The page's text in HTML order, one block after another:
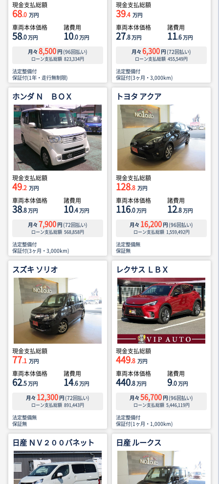
現金支払総額
68.0 万円
車両本体価格
58.0万円
諸費用
10.0万円
月々 8,500 円 (96回払い)
ローン支払総額 823,334円
法定整備付
保証付(1年・走行無制限)
現金支払総額
39.4 万円
車両本体価格
27.8万円
諸費用
11.6万円
月々 6,300 円 (72回払い)
ローン支払総額 455,549円
法定整備付
保証付(3ヶ月・3,000km)
ホンダ Ｎ ＢＯＸ
現金支払総額
49.2 万円
車両本体価格
38.8万円
諸費用
10.4万円
月々 7,900 円 (72回払い)
ローン支払総額 568,858円
法定整備付
保証付(3ヶ月・3,000km)
トヨタ アクア
現金支払総額
128.8 万円
車両本体価格
116.0万円
諸費用
12.8万円
月々 16,200 円 (96回払い)
ローン支払総額 1,559,492円
法定整備無
保証無
スズキ ソリオ
現金支払総額
77.1 万円
車両本体価格
62.5万円
諸費用
14.6万円
月々 12,300 円 (72回払い)
ローン支払総額 891,443円
法定整備無
保証無
レクサス ＬＢＸ
現金支払総額
449.8 万円
車両本体価格
440.8万円
諸費用
9.0万円
月々 56,700 円 (96回払い)
ローン支払総額 5,446,119円
法定整備付
保証付(1ヶ月・1,000km)
日産 ＮＶ２００バネット 日産 ルークス